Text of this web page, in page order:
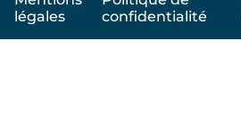
légales
confidentialité